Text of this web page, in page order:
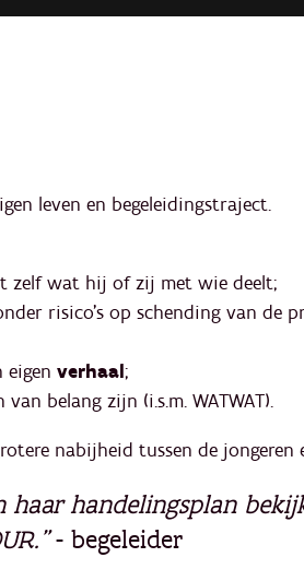
leven en begeleidingstraject.
zelf wat hij of zij met wie deelt;
risico’s op schending van de
eigen verhaal;
belang zijn (i.s.m. WATWAT).
nabijheid tussen de jongeren
haar handelingsplan
- begeleider​